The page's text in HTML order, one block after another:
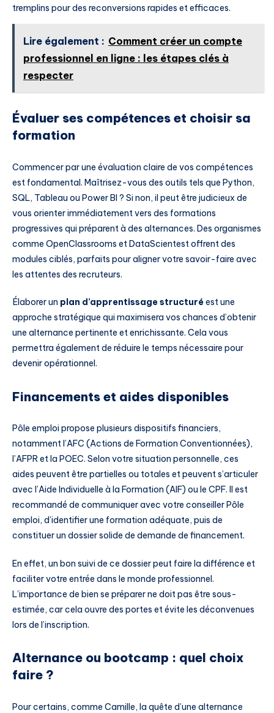
tremplins pour des reconversions rapides et efficaces.
Lire également : Comment créer un compte
professionnel en ligne : les étapes clés à
respecter
Évaluer ses compétences et choisir sa
formation
Commencer par une évaluation claire de vos compétences
est fondamental. Maîtrisez-vous des outils tels que Python,
SQL, Tableau ou Power BI ? Si non, il peut être judicieux de
vous orienter immédiatement vers des formations
progressives qui préparent à des alternances. Des organismes
comme OpenClassrooms et DataScientest offrent des
modules ciblés, parfaits pour aligner votre savoir-faire avec
les attentes des recruteurs.
Élaborer un plan d’apprentissage structuréest une
approche stratégique qui maximisera vos chances d’obtenir
une alternance pertinente et enrichissante. Cela vous
permettra également de réduire le temps nécessaire pour
devenir opérationnel.
Financements et aides disponibles
Pôle emploi propose plusieurs dispositifs financiers,
notamment l’AFC (Actions de Formation Conventionnées),
l’AFPR et la POEC. Selon votre situation personnelle, ces
aides peuvent être partielles ou totales et peuvent s’articuler
avec l’Aide Individuelle à la Formation (AIF) ou le CPF. Il est
recommandé de communiquer avec votre conseiller Pôle
emploi, d’identifier une formation adéquate, puis de
constituer un dossier solide de demande de financement.
En effet, un bon suivi de ce dossier peut faire la différence et
faciliter votre entrée dans le monde professionnel.
L’importance de bien se préparer ne doit pas être sous-
estimée, car cela ouvre des portes et évite les déconvenues
lors de l’inscription.
Alternance ou bootcamp : quel choix
faire ?
Pour certains, comme Camille, la quête d’une alternance